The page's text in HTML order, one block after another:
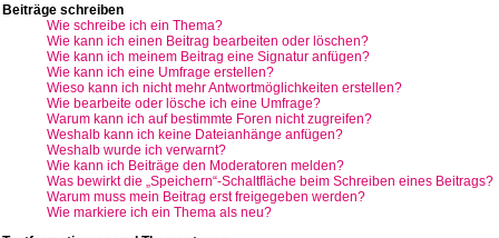
Beiträge schreiben
Wie schreibe ich ein Thema?
Wie kann ich einen Beitrag bearbeiten oder löschen?
Wie kann ich meinem Beitrag eine Signatur anfügen?
Wie kann ich eine Umfrage erstellen?
Wieso kann ich nicht mehr Antwortmöglichkeiten erstellen?
Wie bearbeite oder lösche ich eine Umfrage?
Warum kann ich auf bestimmte Foren nicht zugreifen?
Weshalb kann ich keine Dateianhänge anfügen?
Weshalb wurde ich verwarnt?
Wie kann ich Beiträge den Moderatoren melden?
Was bewirkt die „Speichern“-Schaltfläche beim Schreiben eines Beitrags?
Warum muss mein Beitrag erst freigegeben werden?
Wie markiere ich ein Thema als neu?